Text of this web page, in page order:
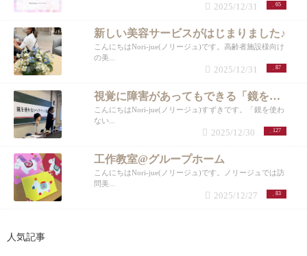
65
2025/12/31
新しい美容サービスがはじまりました♪
こんにちはNori-jue(ノリージュ)です。高齢者施設様向け
の美...
87
2025/12/31
視覚に障害があってもできる「鏡を使わない講座」
こんにちはNori-jue(ノリージュ)すずきです。「鏡を使わ
ない...
127
2025/12/30
工作教室@グループホーム
こんにちはNori-jue(ノリージュ)です。ノリージュでは訪
問美...
83
2025/12/27
人気記事